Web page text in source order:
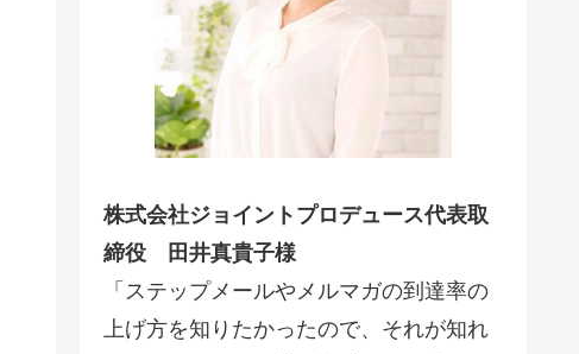
株式会社ジョイントプロデュース代表取
締役 田井真貴子様
「ステップメールやメルマガの到達率の
上げ方を知りたかったので、それが知れ